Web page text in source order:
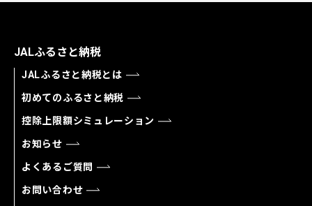
JALふるさと納税
JALふるさと納税とは
初めてのふるさと納税
控除上限額シミュレーション
お知らせ
よくあるご質問
お問い合わせ